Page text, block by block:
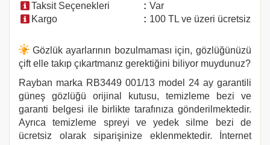
Taksit Seçenekleri
: Var
Kargo
: 100 TL ve üzeri ücretsiz
Gözlük ayarlarının bozulmaması için, gözlüğünüzü
çift elle takıp çıkartmanız gerektiğini biliyor muydunuz?
Rayban marka RB3449 001/13 model 24 ay garantili
güneş gözlüğü orijinal kutusu, temizleme bezi ve
garanti belgesi ile birlikte tarafınıza gönderilmektedir.
Ayrıca temizleme spreyi ve yedek silme bezi de
ücretsiz olarak siparişinize eklenmektedir. İnternet